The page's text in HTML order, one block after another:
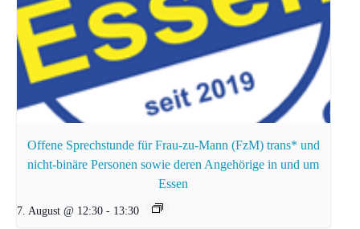
Offene Sprechstunde für Frau-zu-Mann (FzM) trans* und
nicht-binäre Personen sowie deren Angehörige in und um
Essen
7. August @ 12:30 - 13:30